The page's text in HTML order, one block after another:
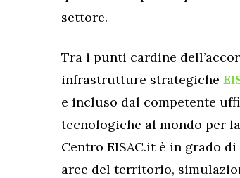
settore.
Tra i punti cardine
infrastrutture strategiche
e incluso dal competente
tecnologiche al mondo per
Centro EISAC.it è in grado
aree del territorio,